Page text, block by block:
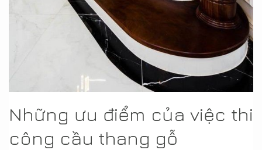
Những ưu điểm của việc thi
công cầu thang gỗ